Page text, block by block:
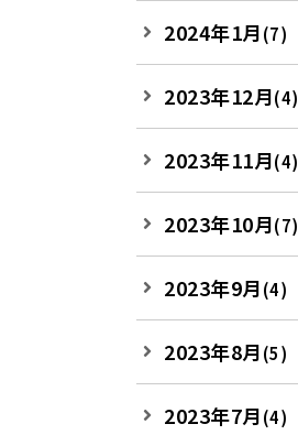
2024年1月(7)
2023年12月(4)
2023年11月(4)
2023年10月(7)
2023年9月(4)
2023年8月(5)
2023年7月(4)